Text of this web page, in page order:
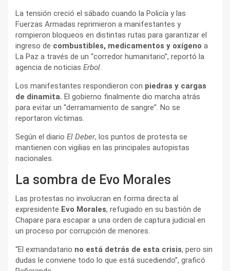
La tensión creció el sábado cuando la Policía y las
Fuerzas Armadas reprimieron a manifestantes y
rompieron bloqueos en distintas rutas para garantizar el
ingreso de combustibles, medicamentos y oxígeno a
La Paz a través de un “corredor humanitario”, reportó la
agencia de noticias Erbol.
Los manifestantes respondieron con piedras y cargas
de dinamita. El gobierno finalmente dio marcha atrás
para evitar un “derramamiento de sangre”. No se
reportaron víctimas.
Según el diario El Deber, los puntos de protesta se
mantienen con vigilias en las principales autopistas
nacionales.
La sombra de Evo Morales
Las protestas no involucran en forma directa al
expresidente Evo Morales, refugiado en su bastión de
Chapare para escapar a una orden de captura judicial en
un proceso por corrupción de menores.
“El exmandatario no está detrás de esta crisis, pero sin
dudas le conviene todo lo que está sucediendo”, graficó